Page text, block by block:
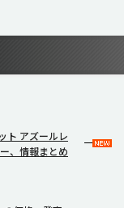
ト アズールレ
、情報まとめ